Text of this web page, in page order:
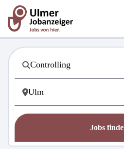
Jobs